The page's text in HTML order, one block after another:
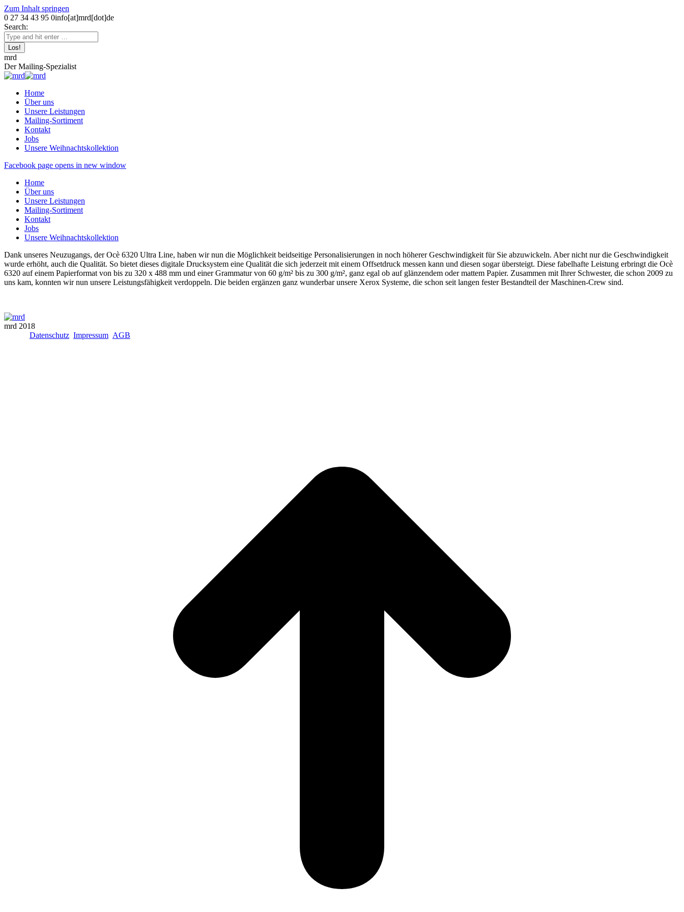
Zum Inhalt springen
0 27 34 43 95 0info[at]mrd[dot]de
Search:
mrd
Der Mailing-Spezialist
Home
Über uns
Unsere Leistungen
Mailing-Sortiment
Kontakt
Jobs
Unsere Weihnachtskollektion
Facebook page opens in new window
Home
Über uns
Unsere Leistungen
Mailing-Sortiment
Kontakt
Jobs
Unsere Weihnachtskollektion
Dank unseres Neuzugangs, der Ocè 6320 Ultra Line, haben wir nun die Möglichkeit beidseitige Personalisierungen in noch höherer Geschwindigkeit für Sie abzuwickeln. Aber nicht nur die Geschwindigkeit
wurde erhöht, auch die Qualität. So bietet dieses digitale Drucksystem eine Qualität die sich jederzeit mit einem Offsetdruck messen kann und diesen sogar übersteigt. Diese fabelhafte Leistung erbringt die Ocè
6320 auf einem Papierformat von bis zu 320 x 488 mm und einer Grammatur von 60 g/m² bis zu 300 g/m², ganz egal ob auf glänzendem oder mattem Papier. Zusammen mit Ihrer Schwester, die schon 2009 zu
uns kam, konnten wir nun unsere Leistungsfähigkeit verdoppeln. Die beiden ergänzen ganz wunderbar unsere Xerox Systeme, die schon seit langen fester Bestandteil der Maschinen-Crew sind.
mrd 2018
Datenschutz Impressum AGB